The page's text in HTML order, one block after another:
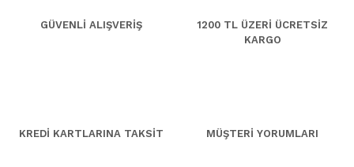
GÜVENLİ ALIŞVERİŞ
1200 TL ÜZERİ ÜCRETSİZ
KARGO
KREDİ KARTLARINA TAKSİT MÜŞTERİ YORUMLARI